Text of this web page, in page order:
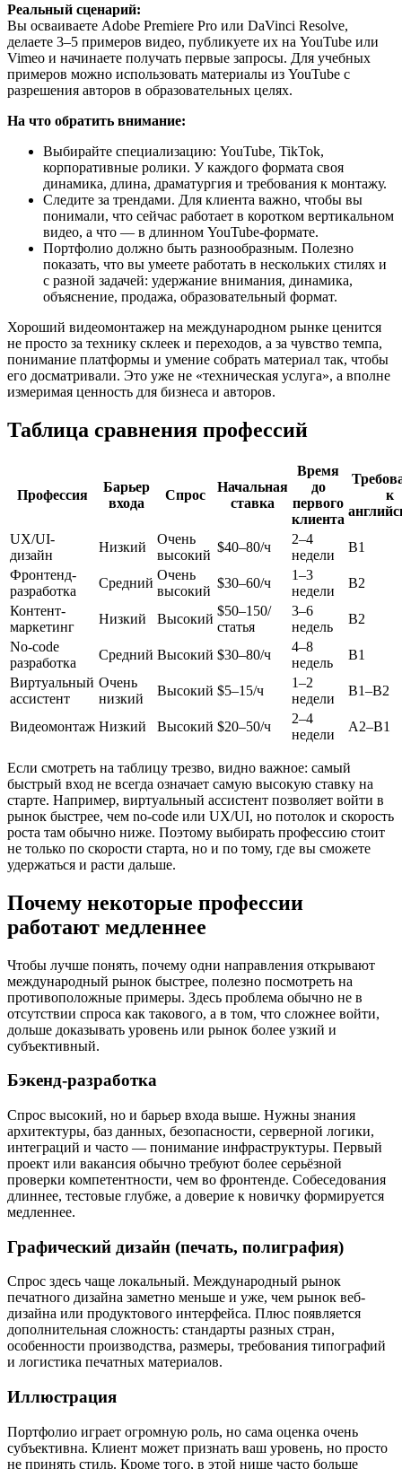
Реальный сценарий:
Вы осваиваете Adobe Premiere Pro или DaVinci Resolve,
делаете 3–5 примеров видео, публикуете их на YouTube или
Vimeo и начинаете получать первые запросы. Для учебных
примеров можно использовать материалы из YouTube с
разрешения авторов в образовательных целях.
На что обратить внимание:
Выбирайте специализацию: YouTube, TikTok,
корпоративные ролики. У каждого формата своя
динамика, длина, драматургия и требования к монтажу.
Следите за трендами. Для клиента важно, чтобы вы
понимали, что сейчас работает в коротком вертикальном
видео, а что — в длинном YouTube-формате.
Портфолио должно быть разнообразным. Полезно
показать, что вы умеете работать в нескольких стилях и
с разной задачей: удержание внимания, динамика,
объяснение, продажа, образовательный формат.
Хороший видеомонтажер на международном рынке ценится
не просто за технику склеек и переходов, а за чувство темпа,
понимание платформы и умение собрать материал так, чтобы
его досматривали. Это уже не «техническая услуга», а вполне
измеримая ценность для бизнеса и авторов.
Таблица сравнения профессий
Профессия
Барьер
входа
Спрос
Начальная
ставка
Время
до
первого
клиента
к
UX/UI-
дизайн
Низкий
Очень
высокий
$40–80/ч
2–4
недели
B1
Фронтенд-
разработка
Средний
Очень
высокий
$30–60/ч
1–3
недели
B2
Контент-
маркетинг
Низкий Высокий
$50–150/
статья
3–6
недель
B2
No-code
разработка
Средний Высокий $30–80/ч
4–8
недель
B1
Виртуальный
ассистент
Очень
низкий
Высокий $5–15/ч
1–2
недели
B1–B2
Видеомонтаж Низкий Высокий $20–50/ч
2–4
недели
A2–B1
Если смотреть на таблицу трезво, видно важное: самый
быстрый вход не всегда означает самую высокую ставку на
старте. Например, виртуальный ассистент позволяет войти в
рынок быстрее, чем no-code или UX/UI, но потолок и скорость
роста там обычно ниже. Поэтому выбирать профессию стоит
не только по скорости старта, но и по тому, где вы сможете
удержаться и расти дальше.
Почему некоторые профессии
работают медленнее
Чтобы лучше понять, почему одни направления открывают
международный рынок быстрее, полезно посмотреть на
противоположные примеры. Здесь проблема обычно не в
отсутствии спроса как такового, а в том, что сложнее войти,
дольше доказывать уровень или рынок более узкий и
субъективный.
Бэкенд-разработка
Спрос высокий, но и барьер входа выше. Нужны знания
архитектуры, баз данных, безопасности, серверной логики,
интеграций и часто — понимание инфраструктуры. Первый
проект или вакансия обычно требуют более серьёзной
проверки компетентности, чем во фронтенде. Собеседования
длиннее, тестовые глубже, а доверие к новичку формируется
медленнее.
Графический дизайн (печать, полиграфия)
Спрос здесь чаще локальный. Международный рынок
печатного дизайна заметно меньше и уже, чем рынок веб-
дизайна или продуктового интерфейса. Плюс появляется
дополнительная сложность: стандарты разных стран,
особенности производства, размеры, требования типографий
и логистика печатных материалов.
Иллюстрация
Портфолио играет огромную роль, но сама оценка очень
субъективна. Клиент может признать ваш уровень, но просто
не принять стиль. Кроме того, в этой нише часто больше